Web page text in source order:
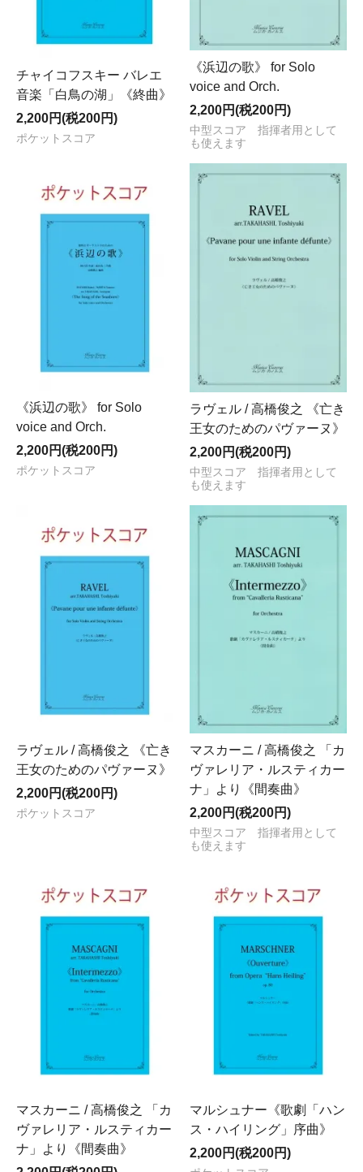
チャイコフスキー バレエ
音楽「白鳥の湖」《終曲》
2,200円(税200円)
ポケットスコア
《浜辺の歌》 for Solo
voice and Orch.
2,200円(税200円)
中型スコア 指揮者用として
も使えます
《浜辺の歌》 for Solo
voice and Orch.
2,200円(税200円)
ポケットスコア
ラヴェル / 高橋俊之 《亡き
王女のためのパヴァーヌ》
2,200円(税200円)
中型スコア 指揮者用として
も使えます
ラヴェル / 高橋俊之 《亡き
王女のためのパヴァーヌ》
2,200円(税200円)
ポケットスコア
マスカーニ / 高橋俊之 「カ
ヴァレリア・ルスティカー
ナ」より《間奏曲》
2,200円(税200円)
中型スコア 指揮者用として
も使えます
マスカーニ / 高橋俊之 「カ
ヴァレリア・ルスティカー
ナ」より《間奏曲》
マルシュナー《歌劇「ハン
ス・ハイリング」序曲》
2,200円(税200円)